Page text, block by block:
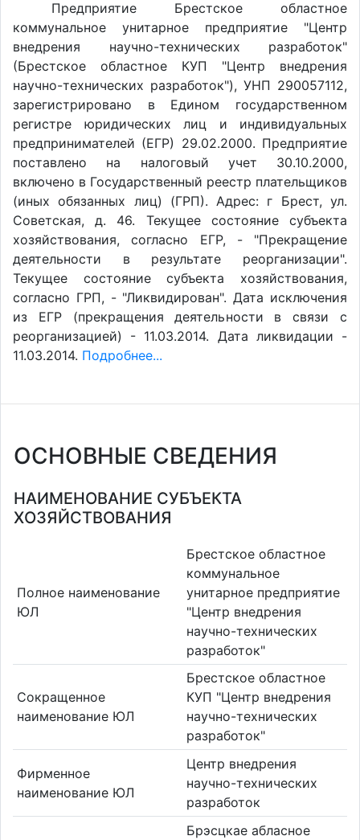
Предприятие Брестское областное
коммунальное унитарное предприятие "Центр
внедрения научно-технических разработок"
(Брестское областное КУП "Центр внедрения
научно-технических разработок"), УНП 290057112,
зарегистрировано в Едином государственном
регистре юридических лиц и индивидуальных
предпринимателей (ЕГР) 29.02.2000. Предприятие
поставлено на налоговый учет 30.10.2000,
включено в Государственный реестр плательщиков
(иных обязанных лиц) (ГРП). Адрес: г Брест, ул.
Советская, д. 46. Текущее состояние субъекта
хозяйствования, согласно ЕГР, - "Прекращение
деятельности в результате реорганизации".
Текущее состояние субъекта хозяйствования,
согласно ГРП, - "Ликвидирован". Дата исключения
из ЕГР (прекращения деятельности в связи с
реорганизацией) - 11.03.2014. Дата ликвидации -
11.03.2014. Подробнее...
ОСНОВНЫЕ СВЕДЕНИЯ
НАИМЕНОВАНИЕ СУБЪЕКТА
ХОЗЯЙСТВОВАНИЯ
Полное наименование
ЮЛ
Брестское областное
коммунальное
унитарное предприятие
"Центр внедрения
научно-технических
разработок"
Сокращенное
наименование ЮЛ
Брестское областное
КУП "Центр внедрения
научно-технических
разработок"
Фирменное
наименование ЮЛ
Центр внедрения
научно-технических
разработок
Брэсцкае абласное